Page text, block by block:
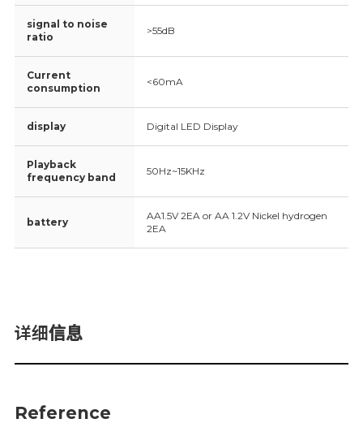
signal to noise
ratio
>55dB
Current
consumption
<60mA
display Digital LED Display
Playback
frequency band
50Hz~15KHz
battery
AA1.5V 2EA or AA 1.2V Nickel hydrogen
2EA
详细信息
Reference